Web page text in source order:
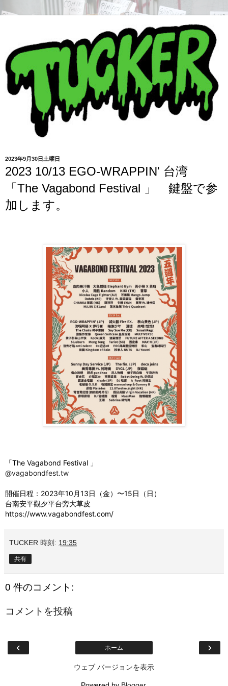
2023年9月30日土曜日
2023 10/13 EGO-WRAPPIN' 台湾
「The Vagabond Festival 」 鍵盤で参
加します。
「The Vagabond Festival 」
@vagabondfest.tw
開催日程：2023年10月13日（金）〜15日（日）
台南安平觀夕平台旁大草皮
https://www.vagabondfest.com/
TUCKER 時刻: 19:35
共有
0 件のコメント:
コメントを投稿
‹ ›
ホーム
ウェブ バージョンを表示